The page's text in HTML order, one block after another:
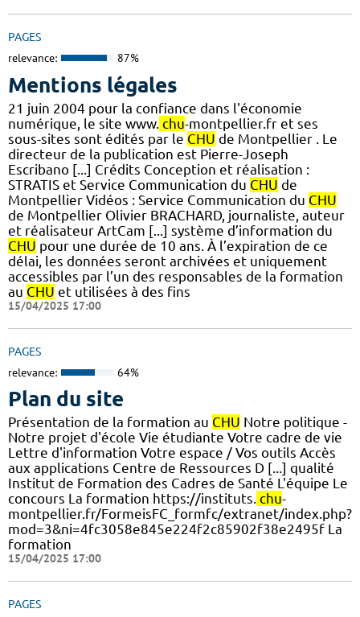
PAGES
relevance: 87%
Mentions légales
21 juin 2004 pour la confiance dans l'économie
numérique, le site www. chu-montpellier.fr et ses
sous-sites sont édités par le CHU de Montpellier . Le
directeur de la publication est Pierre-Joseph
Escribano [...] Crédits Conception et réalisation :
STRATIS et Service Communication du CHU de
Montpellier Vidéos : Service Communication du CHU
de Montpellier Olivier BRACHARD, journaliste, auteur
et réalisateur ArtCam [...] système d’information du
CHU pour une durée de 10 ans. À l’expiration de ce
délai, les données seront archivées et uniquement
accessibles par l’un des responsables de la formation
au CHU et utilisées à des fins
15/04/2025 17:00
PAGES
relevance: 64%
Plan du site
Présentation de la formation au CHU Notre politique -
Notre projet d'école Vie étudiante Votre cadre de vie
Lettre d'information Votre espace / Vos outils Accès
aux applications Centre de Ressources D [...] qualité
Institut de Formation des Cadres de Santé L'équipe Le
concours La formation https://instituts. chu-
montpellier.fr/FormeisFC_formfc/extranet/index.php?
mod=3&ni=4fc3058e845e224f2c85902f38e2495f La
formation
15/04/2025 17:00
PAGES